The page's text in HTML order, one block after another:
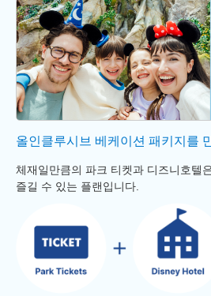
올인클루시브 베케이션 패키지를
체재일만큼의 파크 티켓과 디즈니호텔
즐길 수 있는 플랜입니다.